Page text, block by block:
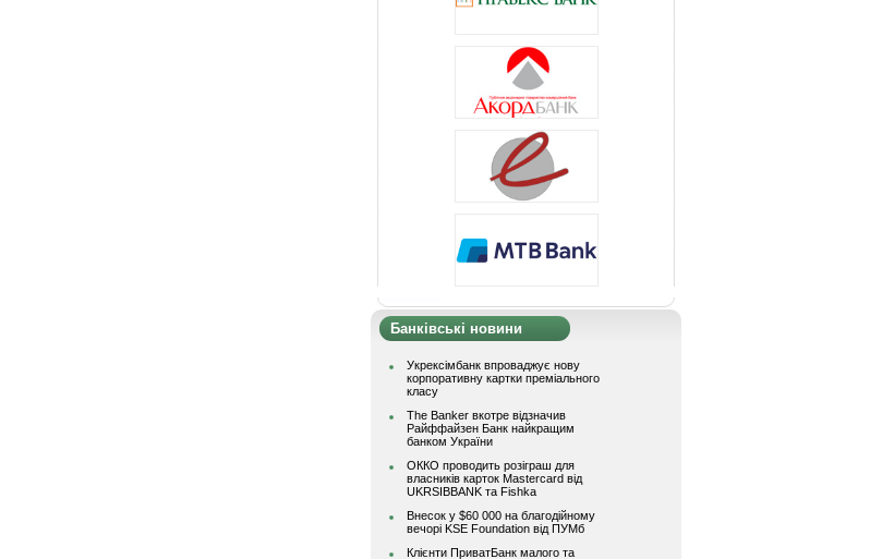
Банківські новини
Укрексімбанк впроваджує нову
корпоративну картки преміального
класу
The Banker вкотре відзначив
Райффайзен Банк найкращим
банком України
ОККО проводить розіграш для
власників карток Mastercard від
UKRSIBBANK та Fishka
Внесок у $60 000 на благодійному
вечорі KSE Foundation від ПУМб
Клієнти ПриватБанк малого та